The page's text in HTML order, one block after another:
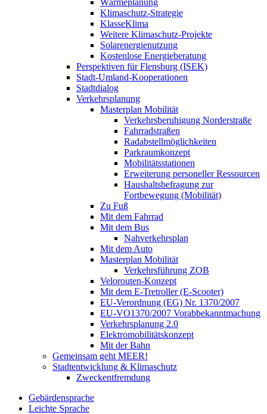
Wärmeplanung
Klimaschutz-Strategie
KlasseKlima
Weitere Klimaschutz-Projekte
Solarenergienutzung
Kostenlose Energieberatung
Perspektiven für Flensburg (ISEK)
Stadt-Umland-Kooperationen
Stadtdialog
Verkehrsplanung
Masterplan Mobilität
Verkehrsberuhigung Norderstraße
Fahrradstraßen
Radabstellmöglichkeiten
Parkraumkonzept
Mobilitätsstationen
Erweiterung personeller Ressourcen
Haushaltsbefragung zur
Fortbewegung (Mobilität)
Zu Fuß
Mit dem Fahrrad
Mit dem Bus
Nahverkehrsplan
Mit dem Auto
Masterplan Mobilität
Verkehrsführung ZOB
Velorouten-Konzept
Mit dem E-Tretroller (E-Scooter)
EU-Verordnung (EG) Nr. 1370/2007
EU-VO1370/2007 Vorabbekanntmachung
Verkehrsplanung 2.0
Elektromobilitätskonzept
Mit der Bahn
Gemeinsam geht MEER!
Stadtentwicklung & Klimaschutz
Zweckentfremdung
Gebärdensprache
Leichte Sprache